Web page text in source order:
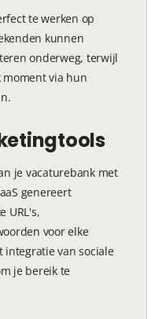
te werken op
kunnen
onderweg, terwijl
moment via hun
je vacaturebank met
genereert
URL's,
voor elke
integratie van sociale
je bereik te